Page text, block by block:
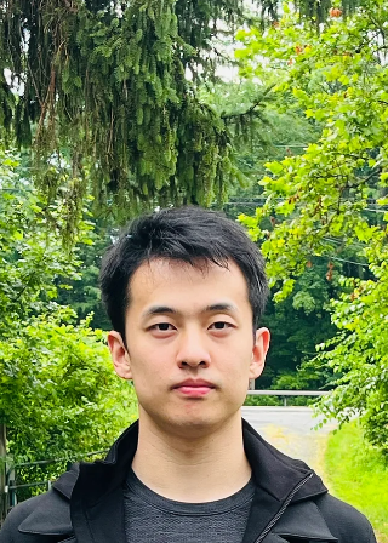
氣功，卻始終無法緩解身體的痛苦。 有一
天，她經人介紹，來到一個法輪大法的煉功
點。就在第一天，當她聽到李洪志先生...